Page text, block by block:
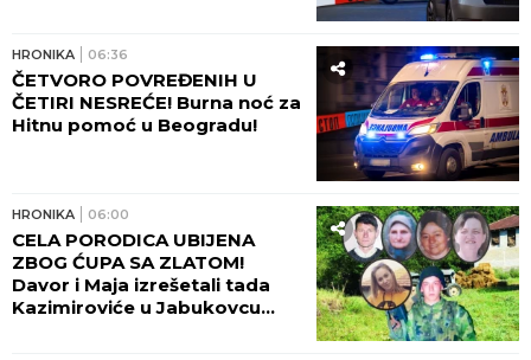
HRONIKA 06:36
ČETVORO POVREĐENIH U
ČETIRI NESREĆE! Burna noć za
Hitnu pomoć u Beogradu!
HRONIKA 06:00
CELA PORODICA UBIJENA
ZBOG ĆUPA SA ZLATOM!
Davor i Maja izrešetali tada
Kazimiroviće u Jabukovcu